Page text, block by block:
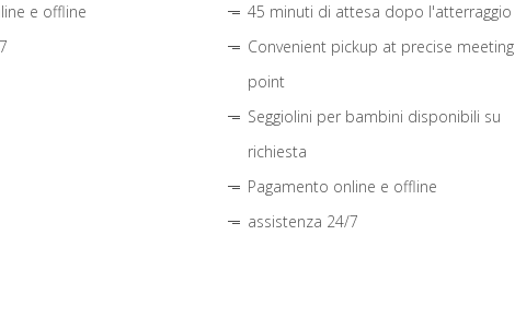
e offline
45 minuti di attesa dopo l'atterraggio
Convenient pickup at precise meeting
point
Seggiolini per bambini disponibili su
richiesta
Pagamento online e offline
assistenza 24/7